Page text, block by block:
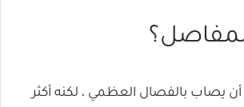
بالفصال العظمي ، لكنه أكثر